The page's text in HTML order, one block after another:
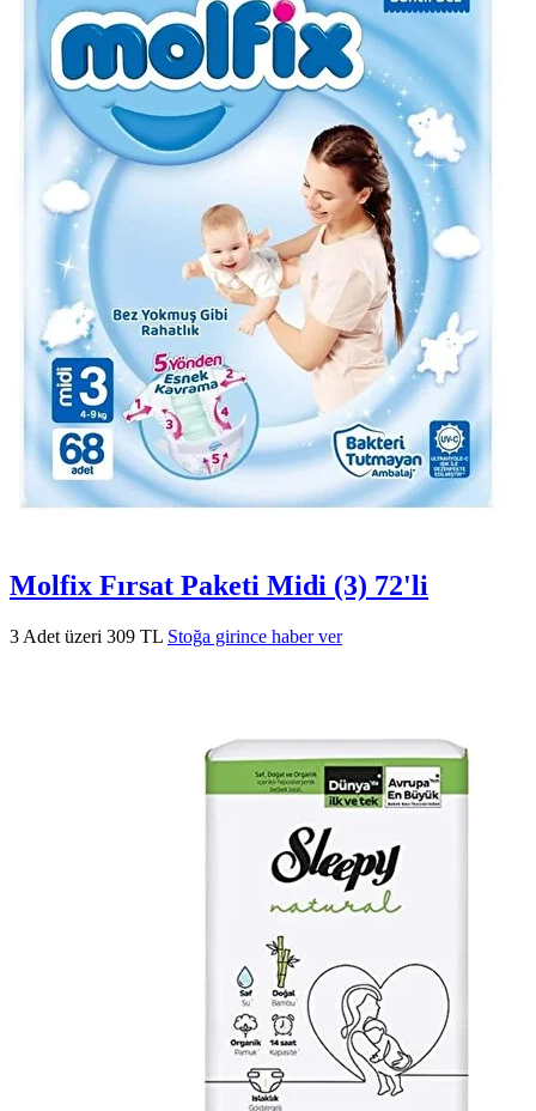
Molfix Fırsat Paketi Midi (3) 72'li
3 Adet üzeri 309 TL Stoğa girince haber ver